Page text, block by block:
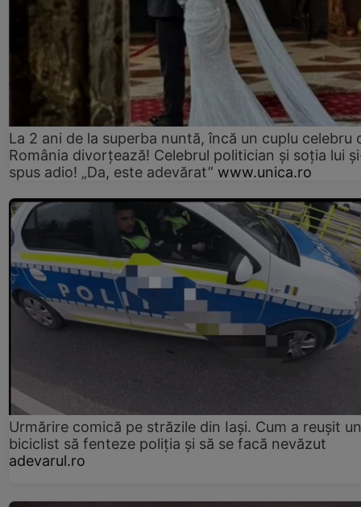
La 2 ani de la superba nuntă, încă un cuplu celebru
România divorțează! Celebrul politician și soția lui
spus adio! „Da, este adevărat” www.unica.ro
Urmărire comică pe străzile din Iași. Cum a reușit un
biciclist să fenteze poliția și să se facă nevăzut
adevarul.ro